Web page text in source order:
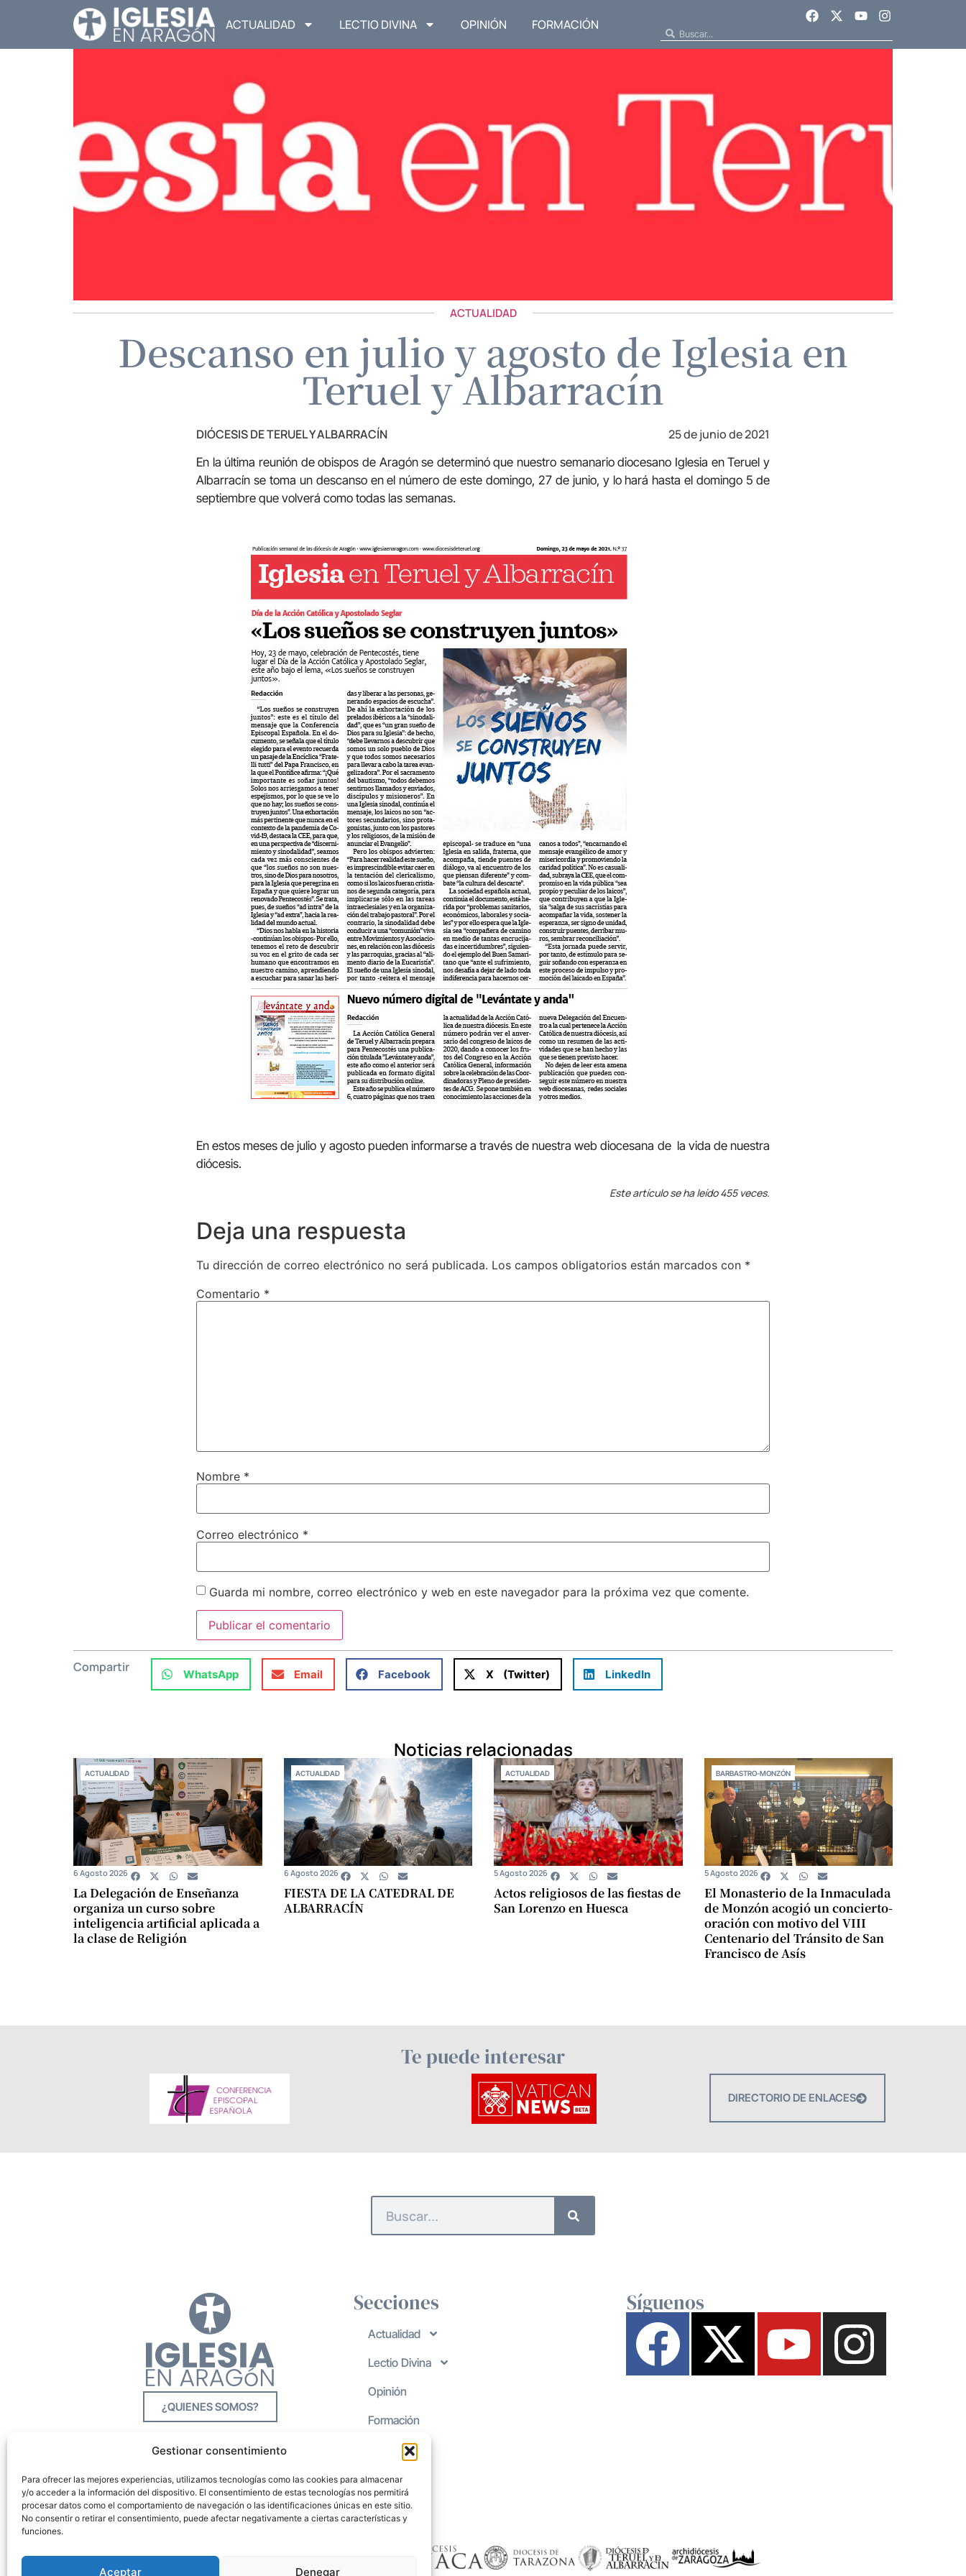
Gestionar consentimiento
Para ofrecer las mejores experiencias, utilizamos tecnologías como las cookies para almacenar
y/o acceder a la información del dispositivo. El consentimiento de estas tecnologías nos permitirá
procesar datos como el comportamiento de navegación o las identificaciones únicas en este sitio.
No consentir o retirar el consentimiento, puede afectar negativamente a ciertas características y
funciones.
Aceptar Denegar
ACTUALIDAD LECTIO DIVINA OPINIÓN FORMACIÓN
ACTUALIDAD
Descanso en julio y agosto de Iglesia en
Teruel y Albarracín
DIÓCESIS DE TERUEL Y ALBARRACÍN 25 de junio de 2021
En la última reunión de obispos de Aragón se determinó que nuestro semanario diocesano Iglesia en Teruel y
Albarracín se toma un descanso en el número de este domingo, 27 de junio, y lo hará hasta el domingo 5 de
septiembre que volverá como todas las semanas.
En estos meses de julio y agosto pueden informarse a través de nuestra web diocesana de la vida de nuestra
diócesis.
Este artículo se ha leído 455 veces.
Deja una respuesta
Tu dirección de correo electrónico no será publicada. Los campos obligatorios están marcados con *
Comentario *
Nombre *
Correo electrónico *
Guarda mi nombre, correo electrónico y web en este navegador para la próxima vez que comente.
Compartir WhatsApp Email Facebook X (Twitter) LinkedIn
Noticias relacionadas
ACTUALIDAD
La Delegación de Enseñanza
organiza un curso sobre
inteligencia artificial aplicada a
la clase de Religión
6 Agosto 2026
ACTUALIDAD
FIESTA DE LA CATEDRAL DE
ALBARRACÍN
6 Agosto 2026
ACTUALIDAD
Actos religiosos de las fiestas de
San Lorenzo en Huesca
5 Agosto 2026
BARBASTRO-MONZÓN
El Monasterio de la Inmaculada
de Monzón acogió un concierto-
oración con motivo del VIII
Centenario del Tránsito de San
Francisco de Asís
5 Agosto 2026
Te puede interesar
DIRECTORIO DE ENLACES
¿QUIENES SOMOS?
Secciones
Actualidad
Lectio Divina
Opinión
Formación
Síguenos